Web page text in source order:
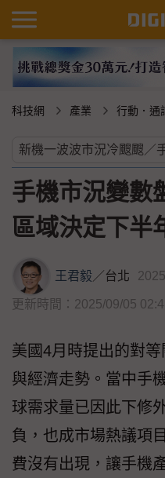
科技網 產業 行動．通
手機市況變
區域決定下半
王君毅／台北
更新時間：2025/09/05
美國4月時提出的對
與經濟走勢。當中手
球需求量已因此下修
負，也成市場熱議項
費沒有出現，讓手機